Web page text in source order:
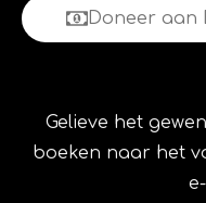
Doneer aan
Gelieve het
boeken naar het